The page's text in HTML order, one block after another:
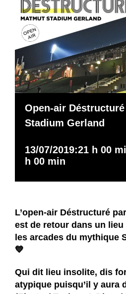
Open-air
Stadium Gerland
13/07/2019:21 h 00
h 00 min
L’open-air Déstructuré par
est de retour dans un
les arcades du mythique
💙
Qui dit lieu insolite, dis
atypique puisqu’il y aura